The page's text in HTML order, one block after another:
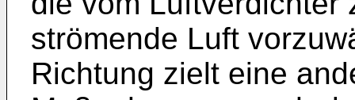
strömende Luft
Richtung zielt eine